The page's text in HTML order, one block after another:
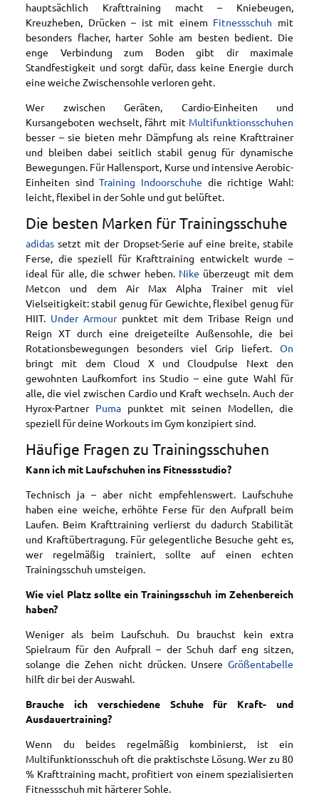
hauptsächlich Krafttraining macht – Kniebeugen,
Kreuzheben, Drücken – ist mit einem Fitnessschuh mit
besonders flacher, harter Sohle am besten bedient. Die
enge Verbindung zum Boden gibt dir maximale
Standfestigkeit und sorgt dafür, dass keine Energie durch
eine weiche Zwischensohle verloren geht.
Wer zwischen Geräten, Cardio-Einheiten und
Kursangeboten wechselt, fährt mit Multifunktionsschuhen
besser – sie bieten mehr Dämpfung als reine Krafttrainer
und bleiben dabei seitlich stabil genug für dynamische
Bewegungen. Für Hallensport, Kurse und intensive Aerobic-
Einheiten sindTraining Indoorschuhe die richtige Wahl:
leicht, flexibel in der Sohle und gut belüftet.
Die besten Marken für Trainingsschuhe
adidassetzt mit der Dropset-Serie auf eine breite, stabile
Ferse, die speziell für Krafttraining entwickelt wurde –
ideal für alle, die schwer heben. Nike überzeugt mit dem
Metcon und dem Air Max Alpha Trainer mit viel
Vielseitigkeit: stabil genug für Gewichte, flexibel genug für
HIIT. Under Armourpunktet mit dem Tribase Reign und
Reign XT durch eine dreigeteilte Außensohle, die bei
Rotationsbewegungen besonders viel Grip liefert. On
bringt mit dem Cloud X und Cloudpulse Next den
gewohnten Laufkomfort ins Studio – eine gute Wahl für
alle, die viel zwischen Cardio und Kraft wechseln. Auch der
Hyrox-Partner Puma punktet mit seinen Modellen, die
speziell für deine Workouts im Gym konzipiert sind.
Häufige Fragen zu Trainingsschuhen
Kann ich mit Laufschuhen ins Fitnessstudio?
Technisch ja – aber nicht empfehlenswert. Laufschuhe
haben eine weiche, erhöhte Ferse für den Aufprall beim
Laufen. Beim Krafttraining verlierst du dadurch Stabilität
und Kraftübertragung. Für gelegentliche Besuche geht es,
wer regelmäßig trainiert, sollte auf einen echten
Trainingsschuh umsteigen.
Wie viel Platz sollte ein Trainingsschuh im Zehenbereich
haben?
Weniger als beim Laufschuh. Du brauchst kein extra
Spielraum für den Aufprall – der Schuh darf eng sitzen,
solange die Zehen nicht drücken. Unsere Größentabelle
hilft dir bei der Auswahl.
Brauche ich verschiedene Schuhe für Kraft- und
Ausdauertraining?
Wenn du beides regelmäßig kombinierst, ist ein
Multifunktionsschuh oft die praktischste Lösung. Wer zu 80
% Krafttraining macht, profitiert von einem spezialisierten
Fitnessschuh mit härterer Sohle.